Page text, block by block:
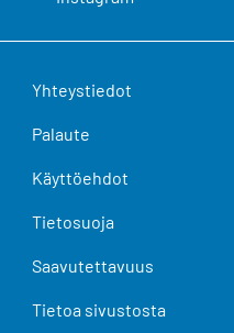
Yhteystiedot
Palaute
Käyttöehdot
Tietosuoja
Saavutettavuus
Tietoa sivustosta